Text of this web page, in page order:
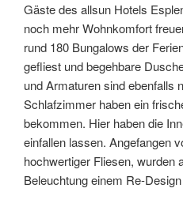
Gäste des allsun Hotels
noch mehr Wohnkomfort
rund 180 Bungalows der
gefliest und begehbare
und Armaturen sind ebenfalls
Schlafzimmer haben ein
bekommen. Hier haben die
einfallen lassen. Angefangen
hochwertiger Fliesen, wurden
Beleuchtung einem Re-